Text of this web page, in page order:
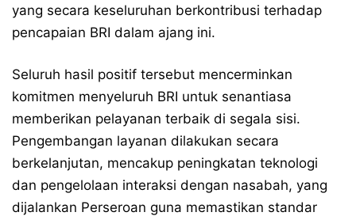
yang secara keseluruhan berkontribusi terhadap
pencapaian BRI dalam ajang ini.
Seluruh hasil positif tersebut mencerminkan
komitmen menyeluruh BRI untuk senantiasa
memberikan pelayanan terbaik di segala sisi.
Pengembangan layanan dilakukan secara
berkelanjutan, mencakup peningkatan teknologi
dan pengelolaan interaksi dengan nasabah, yang
dijalankan Perseroan guna memastikan standar